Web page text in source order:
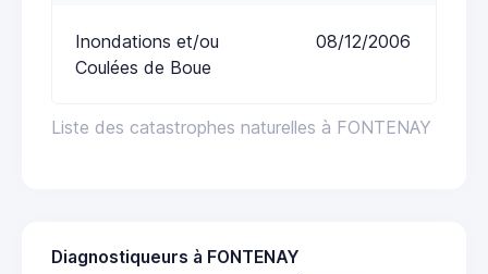
Liste des catastrophes naturelles à FONTENAY
Inondations et/ou
Coulées de Boue
08/12/2006
Diagnostiqueurs à FONTENAY